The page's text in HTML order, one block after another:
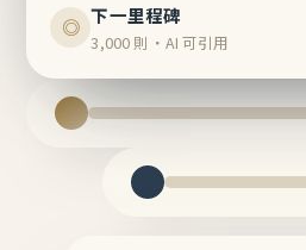
◎ 下一里程碑
3,000 則・AI 可引用